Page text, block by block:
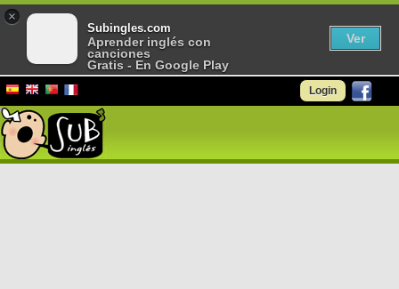
Login
×
Subingles.com
Aprender inglés con
canciones
Gratis - En Google Play
Ver